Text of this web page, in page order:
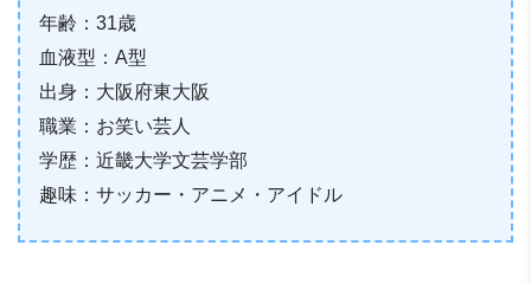
年齢：31歳
血液型：A型
出身：大阪府東大阪
職業：お笑い芸人
学歴：近畿大学文芸学部
趣味：サッカー・アニメ・アイドル